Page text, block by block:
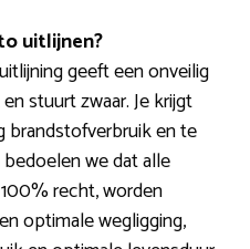
uitlijnen?
geeft een onveilig
stuurt zwaar. Je krijgt
en te
we dat alle
recht, worden
optimale wegligging,